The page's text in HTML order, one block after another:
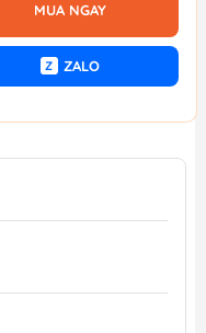
MUA NGAY
Z ZALO